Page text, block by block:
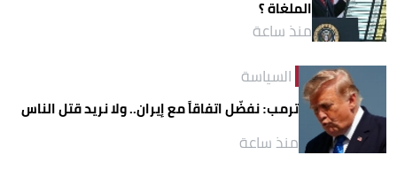
الملغاة ؟
منذ ساعة
السياسة
ترمب: نفضّل اتفاقاً مع إيران.. ولا نريد قتل الناس
منذ ساعة